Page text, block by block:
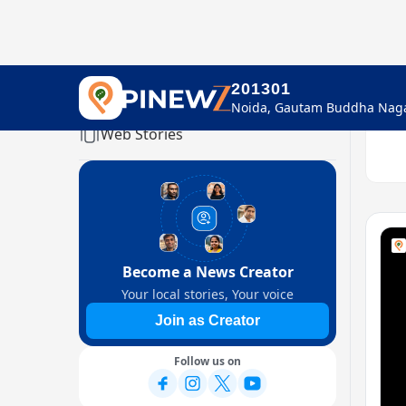
201301
Home
Web Stories
Become a News Creator
Your local stories, Your voice
Join as Creator
Follow us on